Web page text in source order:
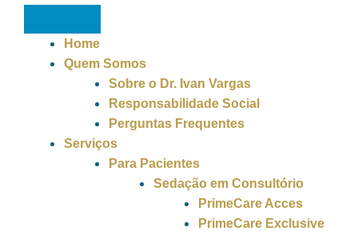
Home
Quem Somos
Sobre o Dr. Ivan Vargas
Responsabilidade Social
Perguntas Frequentes
Serviços
Para Pacientes
Sedação em Consultório
PrimeCare Acces
PrimeCare Exclusive